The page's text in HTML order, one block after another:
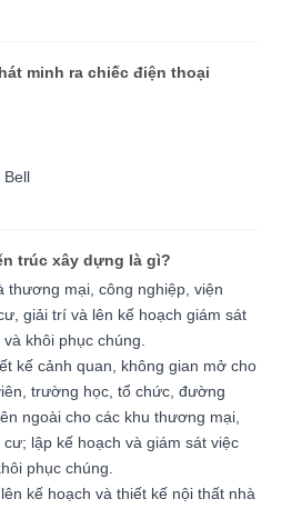
minh ra chiếc điện thoại
Bell
trúc xây dựng là gì?
thương mại, công nghiệp, viện
giải trí và lên kế hoạch giám sát
khôi phục chúng.
kế cảnh quan, không gian mở cho
trường học, tổ chức, đường
ngoài cho các khu thương mại,
lập kế hoạch và giám sát việc
phục chúng.
kế hoạch và thiết kế nội thất nhà